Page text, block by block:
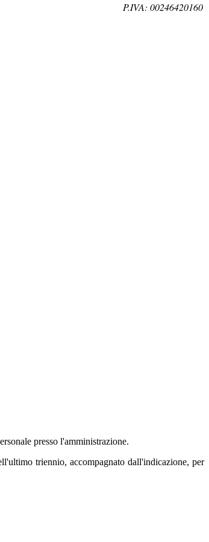
P.IVA: 00246420160
presso l'amministrazione.
triennio, accompagnato dall'indicazione, per